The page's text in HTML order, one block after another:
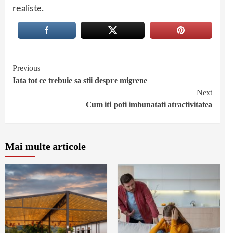
realiste.
Continue
Reading
Previous
Iata tot ce trebuie sa stii despre migrene
Next
Cum iti poti imbunatati atractivitatea
Mai multe articole